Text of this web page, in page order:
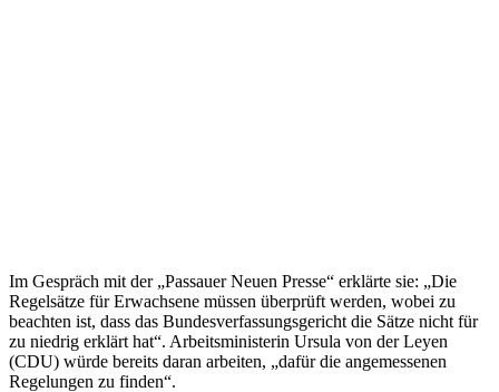
Im Gespräch mit der „Passauer Neuen Presse“ erklärte sie: „Die
Regelsätze für Erwachsene müssen überprüft werden, wobei zu
beachten ist, dass das Bundesverfassungsgericht die Sätze nicht für
zu niedrig erklärt hat“. Arbeitsministerin Ursula von der Leyen
(CDU) würde bereits daran arbeiten, „dafür die angemessenen
Regelungen zu finden“.